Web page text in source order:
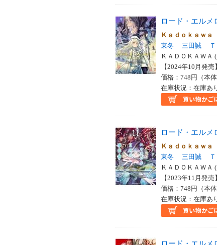
ロード・エル
Ｋａｄｏｋａｗ
東冬
三田誠
ＫＡＤＯＫＡＷＡ
【2024年10月発
価格：748円（本体
在庫状況：在庫あ
ロード・エル
Ｋａｄｏｋａｗ
東冬
三田誠
ＫＡＤＯＫＡＷＡ
【2023年11月発
価格：748円（本体
在庫状況：在庫あ
ロード・エル